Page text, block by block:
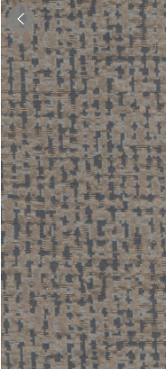
